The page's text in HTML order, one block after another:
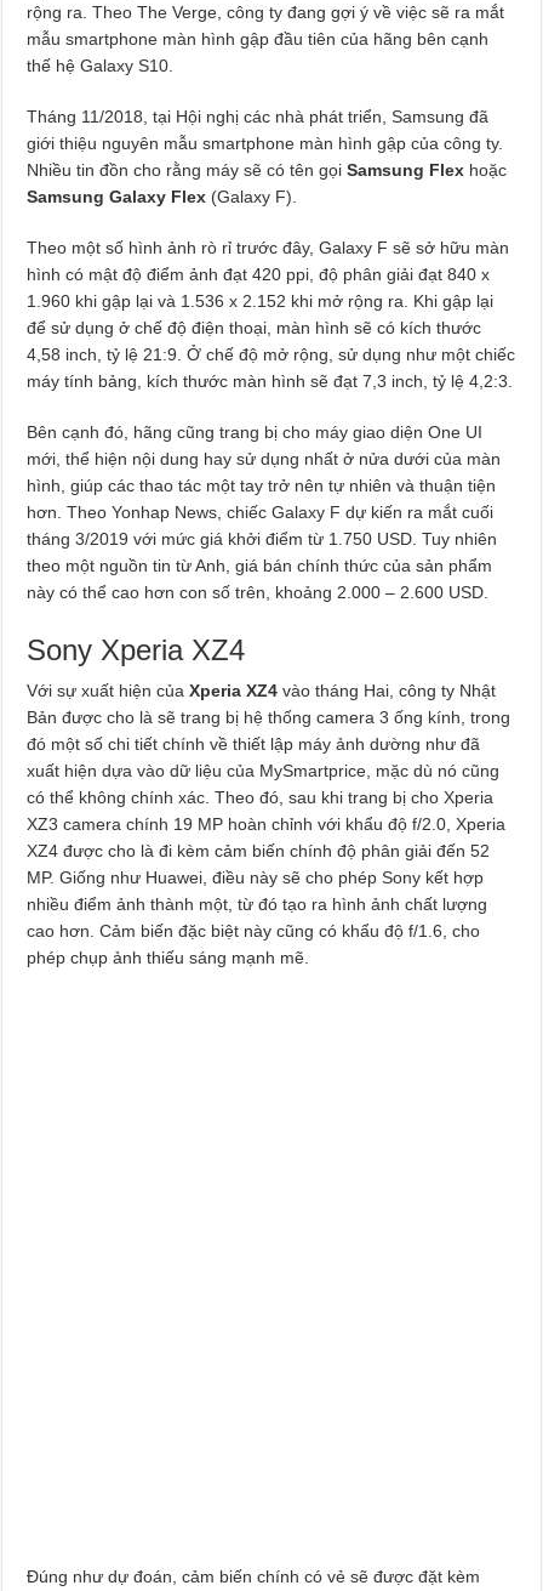
rộng ra. Theo The Verge, công ty đang gợi ý về việc sẽ ra mắt
mẫu smartphone màn hình gập đầu tiên của hãng bên cạnh
thế hệ Galaxy S10.
Tháng 11/2018, tại Hội nghị các nhà phát triển, Samsung đã
giới thiệu nguyên mẫu smartphone màn hình gập của công ty.
Nhiều tin đồn cho rằng máy sẽ có tên gọiSamsung Flex hoặc
Samsung Galaxy Flex (Galaxy F).
Theo một số hình ảnh rò rỉ trước đây, Galaxy F sẽ sở hữu màn
hình có mật độ điểm ảnh đạt 420 ppi, độ phân giải đạt 840 x
1.960 khi gập lại và 1.536 x 2.152 khi mở rộng ra. Khi gập lại
để sử dụng ở chế độ điện thoại, màn hình sẽ có kích thước
4,58 inch, tỷ lệ 21:9. Ở chế độ mở rộng, sử dụng như một chiếc
máy tính bảng, kích thước màn hình sẽ đạt 7,3 inch, tỷ lệ 4,2:3.
Bên cạnh đó, hãng cũng trang bị cho máy giao diện One UI
mới, thể hiện nội dung hay sử dụng nhất ở nửa dưới của màn
hình, giúp các thao tác một tay trở nên tự nhiên và thuận tiện
hơn. Theo Yonhap News, chiếc Galaxy F dự kiến ra mắt cuối
tháng 3/2019 với mức giá khởi điểm từ 1.750 USD. Tuy nhiên
theo một nguồn tin từ Anh, giá bán chính thức của sản phẩm
này có thể cao hơn con số trên, khoảng 2.000 – 2.600 USD.
Sony Xperia XZ4
Với sự xuất hiện củaXperia XZ4vào tháng Hai, công ty Nhật
Bản được cho là sẽ trang bị hệ thống camera 3 ống kính, trong
đó một số chi tiết chính về thiết lập máy ảnh dường như đã
xuất hiện dựa vào dữ liệu của MySmartprice, mặc dù nó cũng
có thể không chính xác. Theo đó, sau khi trang bị cho Xperia
XZ3 camera chính 19 MP hoàn chỉnh với khẩu độ f/2.0, Xperia
XZ4 được cho là đi kèm cảm biến chính độ phân giải đến 52
MP. Giống như Huawei, điều này sẽ cho phép Sony kết hợp
nhiều điểm ảnh thành một, từ đó tạo ra hình ảnh chất lượng
cao hơn. Cảm biến đặc biệt này cũng có khẩu độ f/1.6, cho
phép chụp ảnh thiếu sáng mạnh mẽ.
Đúng như dự đoán, cảm biến chính có vẻ sẽ được đặt kèm